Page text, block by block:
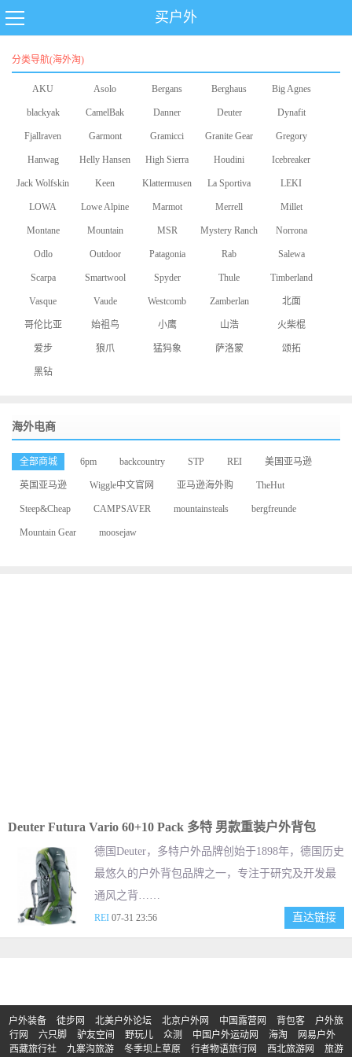
买户外
分类导航(海外淘)
AKU Asolo Bergans Berghaus Big Agnes
blackyak CamelBak Danner Deuter Dynafit
Fjallraven Garmont Gramicci Granite Gear Gregory
Hanwag Helly Hansen High Sierra Houdini Icebreaker
Jack Wolfskin Keen Klattermusen La Sportiva LEKI
LOWA Lowe Alpine Marmot Merrell Millet
Montane Mountain
Equipment
MSR Mystery Ranch Norrona
Odlo Outdoor
Research
Patagonia Rab Salewa
Scarpa Smartwool Spyder Thule Timberland
Vasque Vaude Westcomb Zamberlan 北面
哥伦比亚 始祖鸟 小鹰 山浩 火柴棍
爱步 狼爪 猛犸象 萨洛蒙 颂拓
黑钻
海外电商
全部商城 6pm backcountry STP REI 美国亚马逊
英国亚马逊 Wiggle中文官网 亚马逊海外购 TheHut
Steep&Cheap CAMPSAVER mountainsteals bergfreunde
Mountain Gear moosejaw
Deuter Futura Vario 60+10 Pack 多特 男款重装户外背包
德国Deuter，多特户外品牌创始于1898年，德国历史
最悠久的户外背包品牌之一，专注于研究及开发最
通风之背……
REI 07-31 23:56 直达链接
户外装备 徒步网 北美户外论坛 北京户外网 中国露营网 背包客
户外旅
行网
六只脚 驴友空间 野玩儿 众测 中国户外运动网 海淘
网易户外
西藏旅行社
九寨沟旅游 冬季坝上草原 行者物语旅行网 西北旅游网 旅游